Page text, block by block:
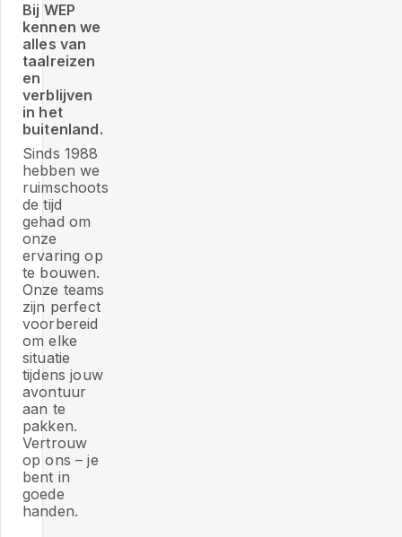
Bij WEP
kennen we
alles van
taalreizen
en
verblijven
in het
buitenland.
Sinds 1988
hebben we
ruimschoots
de tijd
gehad om
onze
ervaring op
te bouwen.
Onze teams
zijn perfect
voorbereid
om elke
situatie
tijdens jouw
avontuur
aan te
pakken.
Vertrouw
op ons – je
bent in
goede
handen.